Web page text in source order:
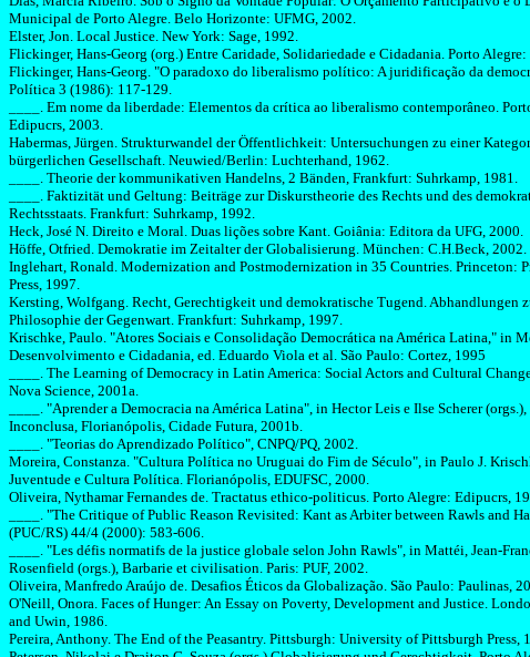
Municipal de Porto Alegre. Belo Horizonte: UFMG, 2002.
Elster, Jon. Local Justice. New York: Sage, 1992.
Flickinger, Hans-Georg (org.) Entre Caridade, Solidariedade e Cidadania. Porto Alegre:
Flickinger, Hans-Georg. "O paradoxo do liberalismo político: Ajuridificação da
Política 3 (1986): 117-129.
____. Em nome da liberdade: Elementos da crítica ao liberalismo contemporâneo.
Edipucrs, 2003.
Habermas, Jürgen. Strukturwandel derÖffentlichkeit: Untersuchungen zu einer
bürgerlichen Gesellschaft. Neuwied/Berlin: Luchterhand, 1962.
____. Theorie der kommunikativen Handelns, 2 Bänden, Frankfurt: Suhrkamp, 1981.
____. Faktizität und Geltung: Beiträge zur Diskurstheorie des Rechts und des
Rechtsstaats. Frankfurt: Suhrkamp, 1992.
Heck, José N. Direito e Moral. Duas lições sobre Kant. Goiânia: Editora da UFG, 2000.
Höffe, Otfried. Demokratie im ZeitalterderGlobalisierung. München: C.H.Beck, 2002.
Inglehart, Ronald. Modernization and Postmodernization in 35 Countries. Princeton:
Press, 1997.
Kersting, Wolfgang. Recht, Gerechtigkeit und demokratische Tugend. Abhandlungen
Philosophie der Gegenwart. Frankfurt: Suhrkamp, 1997.
Krischke, Paulo. "Atores Sociais e Consolidação Democrática na América Latina," in
Desenvolvimento e Cidadania, ed. Eduardo Viola et al. São Paulo: Cortez, 1995
____. The Learning of Democracy in Latin America: Social Actors and Cultural
Nova Science, 2001a.
____. "Aprender a Democracia na América Latina", in HectorLeis e Ilse Scherer(orgs
Inconclusa, Florianópolis, Cidade Futura, 2001b.
____. "Teorias do Aprendizado Político", CNPQ/PQ, 2002.
Moreira, Constanza. "Cultura Política no Uruguai do Fim de Século", in Paulo J.
Juventude e Cultura Política. Florianópolis, EDUFSC, 2000.
Oliveira, NythamarFernandes de. Tractatus ethico-politicus. Porto Alegre: Edipucrs,
____. "The Critique of Public Reason Revisited: Kant as Arbiter between Rawls and
(PUC/RS) 44/4 (2000): 583-606.
____. "Les défis normatifs de la justice globale selon John Rawls", in Mattéi, Jean-
Rosenfield (orgs.), Barbarie et civilisation. Paris: PUF, 2002.
Oliveira, Manfredo Araújo de. Desafios Éticos da Globalização. São Paulo: Paulinas,
O'Neill, Onora. Faces of Hunger: An Essay on Poverty, Development and Justice.
and Uwin, 1986.
Pereira, Anthony. The End of the Peasantry. Pittsburgh: University of Pittsburgh Press,